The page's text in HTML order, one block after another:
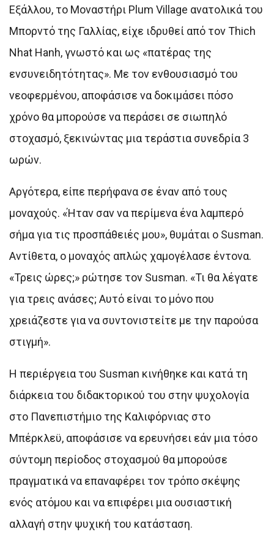
Εξάλλου, το Μοναστήρι Plum Village ανατολικά του
Μπορντό της Γαλλίας, είχε ιδρυθεί από τον Thich
Nhat Hanh, γνωστό και ως «πατέρας της
ενσυνειδητότητας». Με τον ενθουσιασμό του
νεοφερμένου, αποφάσισε να δοκιμάσει πόσο
χρόνο θα μπορούσε να περάσει σε σιωπηλό
στοχασμό, ξεκινώντας μια τεράστια συνεδρία 3
ωρών.
Αργότερα, είπε περήφανα σε έναν από τους
μοναχούς. «Ήταν σαν να περίμενα ένα λαμπερό
σήμα για τις προσπάθειές μου», θυμάται ο Susman.
Αντίθετα, ο μοναχός απλώς χαμογέλασε έντονα.
«Τρεις ώρες;» ρώτησε τον Susman. «Τι θα λέγατε
για τρεις ανάσες; Αυτό είναι το μόνο που
χρειάζεστε για να συντονιστείτε με την παρούσα
στιγμή».
Η περιέργεια του Susman κινήθηκε και κατά τη
διάρκεια του διδακτορικού του στην ψυχολογία
στο Πανεπιστήμιο της Καλιφόρνιας στο
Μπέρκλεϋ, αποφάσισε να ερευνήσει εάν μια τόσο
σύντομη περίοδος στοχασμού θα μπορούσε
πραγματικά να επαναφέρει τον τρόπο σκέψης
ενός ατόμου και να επιφέρει μια ουσιαστική
αλλαγή στην ψυχική του κατάσταση.